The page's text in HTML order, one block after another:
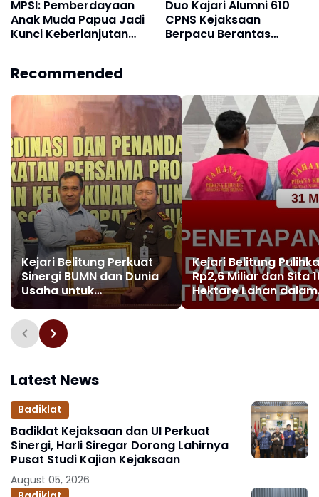
MPSI: Pemberdayaan
Anak Muda Papua Jadi
Kunci Keberlanjutan
Duo Kajari Alumni 610
CPNS Kejaksaan
Berpacu Berantas
Recommended
Kejari Belitung Perkuat
Sinergi BUMN dan Dunia
Usaha untuk
Pengentasan Kemiskinan
dan Stop Stunting hingga
Terima Penghargaan
Kejari Belitung
Rp2,6 Miliar dan Sita
Hektare Lahan dalam
Kasus Tipikor
Latest News
Badiklat
Badiklat Kejaksaan dan UI Perkuat
Sinergi, Harli Siregar Dorong Lahirnya
Pusat Studi Kajian Kejaksaan
August 05, 2026